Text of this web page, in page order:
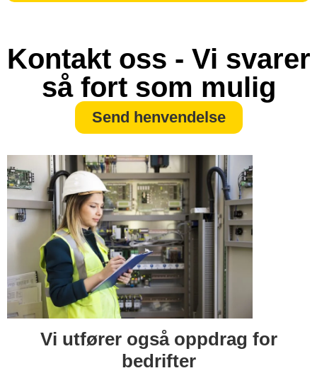
Kontakt oss - Vi svarer
så fort som mulig
Send henvendelse
Vi utfører også oppdrag for
bedrifter